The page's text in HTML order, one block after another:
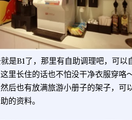
是B1了，那里有自助调理吧，可以
里长住的话也不怕没干净衣服穿咯
后也有放满旅游小册子的架子，可
的资料。